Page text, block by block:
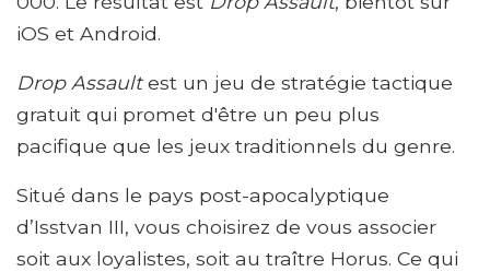
iOS et Android.
Drop Assaultest un jeu de stratégie tactique
gratuit qui promet d'être un peu plus
pacifique que les jeux traditionnels du genre.
Situé dans le pays post-apocalyptique
d’Isstvan III, vous choisirez de vous associer
soit aux loyalistes, soit au traître Horus. Ce qui